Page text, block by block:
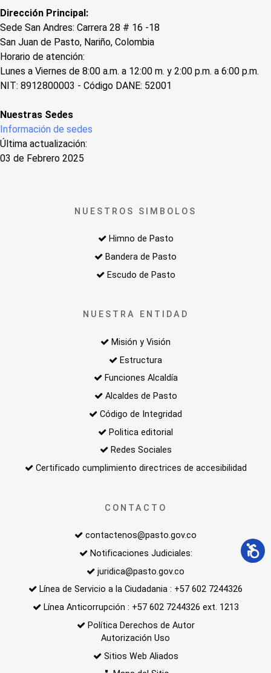
Dirección Principal:
Sede San Andres: Carrera 28 # 16 -18
San Juan de Pasto, Nariño, Colombia
Horario de atención:
Lunes a Viernes de 8:00 a.m. a 12:00 m. y 2:00 p.m. a 6:00 p.m.
NIT: 8912800003 - Código DANE: 52001
Nuestras Sedes
Información de sedes
Última actualización:
03 de Febrero 2025
NUESTROS SIMBOLOS
Himno de Pasto
Bandera de Pasto
Escudo de Pasto
NUESTRA ENTIDAD
Misión y Visión
Estructura
Funciones Alcaldía
Alcaldes de Pasto
Código de Integridad
Politica editorial
Redes Sociales
Certificado cumplimiento directrices de accesibilidad
CONTACTO
contactenos@pasto.gov.co
Notificaciones Judiciales:
juridica@pasto.gov.co
Línea de Servicio a la Ciudadania : +57 602 7244326
Línea Anticorrupción : +57 602 7244326 ext. 1213
Política Derechos de Autor
Autorización Uso
Sitios Web Aliados